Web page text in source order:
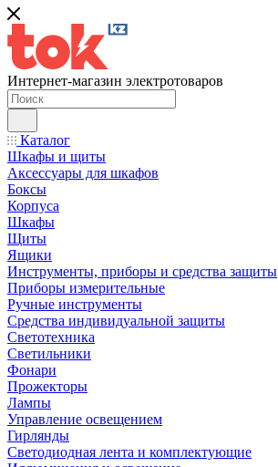
Интернет-магазин электротоваров
Каталог
Шкафы и щиты
Аксессуары для шкафов
Боксы
Корпуса
Шкафы
Щиты
Ящики
Инструменты, приборы и средства защиты
Приборы измерительные
Ручные инструменты
Средства индивидуальной защиты
Светотехника
Светильники
Фонари
Прожекторы
Лампы
Управление освещением
Гирлянды
Светодиодная лента и комплектующие